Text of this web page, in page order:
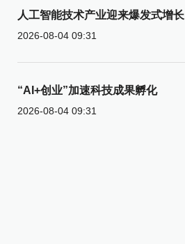
人工智能技术产业迎来爆发式增长
2026-08-04 09:31
“AI+创业”加速科技成果孵化
2026-08-04 09:31